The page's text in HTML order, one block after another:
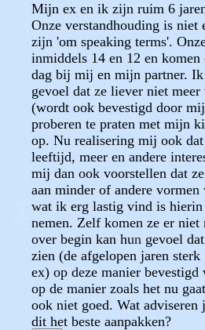
Mijn ex en ik zijn ruim 6
Onze verstandhouding is niet
zijn 'om speaking terms'.
inmiddels 14 en 12 en komen
dag bij mij en mijn partner. Ik
gevoel dat ze liever niet
(wordt ook bevestigd door
proberen te praten met mijn
op. Nu realisering mij ook
leeftijd, meer en andere
mij dan ook voorstellen dat
aan minder of andere vormen
wat ik erg lastig vind is
nemen. Zelf komen ze er
over begin kan hun gevoel
zien (de afgelopen jaren
ex) op deze manier bevestigd
op de manier zoals het nu
ook niet goed. Wat
dit het beste aanpakken?